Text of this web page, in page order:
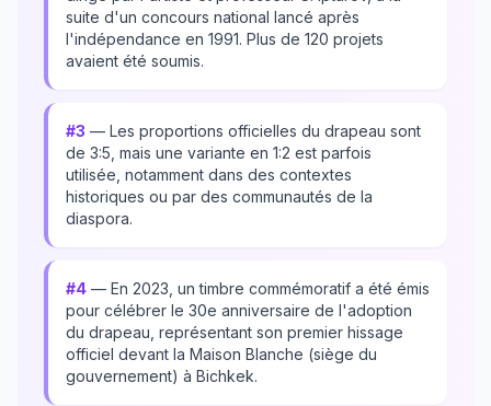
suite d'un concours national lancé après
l'indépendance en 1991. Plus de 120 projets
avaient été soumis.
#3 — Les proportions officielles du drapeau sont
de 3:5, mais une variante en 1:2 est parfois
utilisée, notamment dans des contextes
historiques ou par des communautés de la
diaspora.
#4 — En 2023, un timbre commémoratif a été émis
pour célébrer le 30e anniversaire de l'adoption
du drapeau, représentant son premier hissage
officiel devant la Maison Blanche (siège du
gouvernement) à Bichkek.